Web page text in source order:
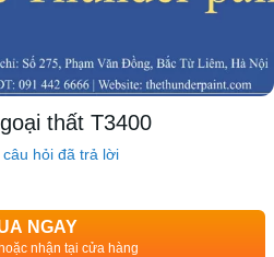
thất T3400
câu hỏi đã trả lời
NGAY
nhận tại cửa hàng